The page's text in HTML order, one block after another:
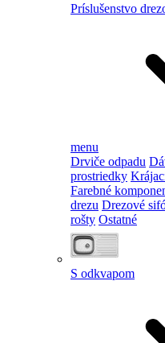
Príslušenstvo
menu
Drviče odpadu
prostriedky
Farebné
drezu Drezové
rošty Ostatné
S odkvapom